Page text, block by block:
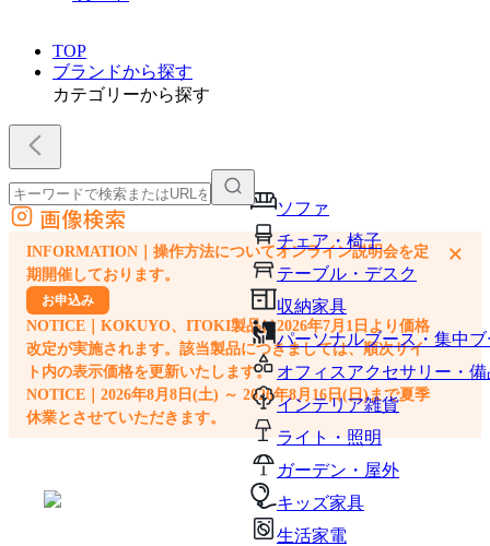
TOP
ブランドから探す
カテゴリーから探す
ソファ
チェア・椅子
テーブル・デスク
収納家具
パーソナルブース・集中
オフィスアクセサリー・備
インテリア雑貨
ライト・照明
ガーデン・屋外
キッズ家具
生活家電
外部サイトの商品をカートに追加
他のサイトで見つけた商品ページのURLを貼り付けて、カートに追加できます
画像検索
INFORMATION｜操作方法についてオンライン説明会を定
期開催しております。
お申込み
NOTICE｜KOKUYO、ITOKI製品は2026年7月1日より価格
改定が実施されます。該当製品につきましては、順次サイ
ト内の表示価格を更新いたします。
NOTICE｜2026年8月8日(土) ～ 2026年8月16日(日)まで夏季
休業とさせていただきます。
×